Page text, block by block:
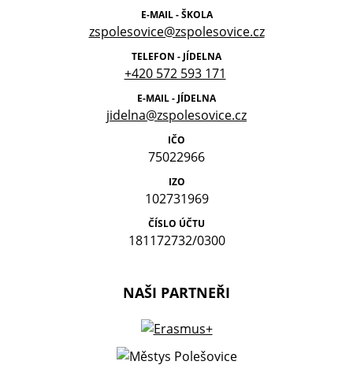
E-MAIL - ŠKOLA
zspolesovice@zspolesovice.cz
TELEFON - JÍDELNA
+420 572 593 171
E-MAIL - JÍDELNA
jidelna@zspolesovice.cz
IČO
75022966
IZO
102731969
ČÍSLO ÚČTU
181172732/0300
NAŠI PARTNEŘI